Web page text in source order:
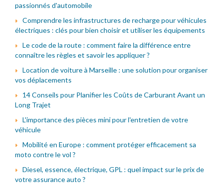
passionnés d'automobile
Comprendre les infrastructures de recharge pour véhicules
électriques : clés pour bien choisir et utiliser les équipements
Le code de la route : comment faire la différence entre
connaître les règles et savoir les appliquer ?
Location de voiture à Marseille : une solution pour organiser
vos déplacements
14 Conseils pour Planifier les Coûts de Carburant Avant un
Long Trajet
L'importance des pièces mini pour l'entretien de votre
véhicule
Mobilité en Europe : comment protéger efficacement sa
moto contre le vol ?
Diesel, essence, électrique, GPL : quel impact sur le prix de
votre assurance auto ?